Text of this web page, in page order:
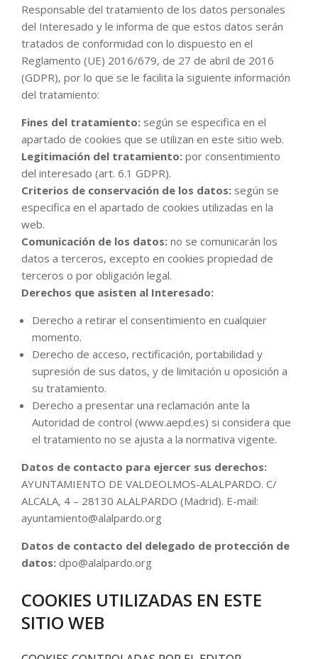
Responsable del tratamiento de los datos personales
del Interesado y le informa de que estos datos serán
tratados de conformidad con lo dispuesto en el
Reglamento (UE) 2016/679, de 27 de abril de 2016
(GDPR), por lo que se le facilita la siguiente información
del tratamiento:
Fines del tratamiento: según se especifica en el
apartado de cookies que se utilizan en este sitio web.
Legitimación del tratamiento: por consentimiento
del interesado (art. 6.1 GDPR).
Criterios de conservación de los datos: según se
especifica en el apartado de cookies utilizadas en la
web.
Comunicación de los datos: no se comunicarán los
datos a terceros, excepto en cookies propiedad de
terceros o por obligación legal.
Derechos que asisten al Interesado:
Derecho a retirar el consentimiento en cualquier
momento.
Derecho de acceso, rectificación, portabilidad y
supresión de sus datos, y de limitación u oposición a
su tratamiento.
Derecho a presentar una reclamación ante la
Autoridad de control (www.aepd.es) si considera que
el tratamiento no se ajusta a la normativa vigente.
Datos de contacto para ejercer sus derechos:
AYUNTAMIENTO DE VALDEOLMOS-ALALPARDO. C/
ALCALA, 4 – 28130 ALALPARDO (Madrid). E-mail:
ayuntamiento@alalpardo.org
Datos de contacto del delegado de protección de
datos: dpo@alalpardo.org
COOKIES UTILIZADAS EN ESTE
SITIO WEB